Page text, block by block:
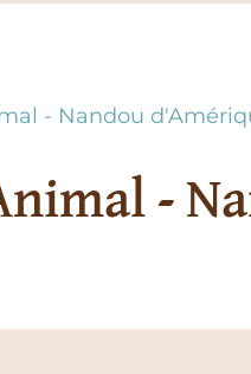
- Nandou
-